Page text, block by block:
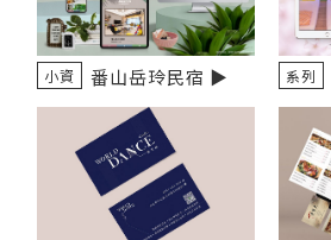
番山岳玲民宿 ▶️
小資 系列